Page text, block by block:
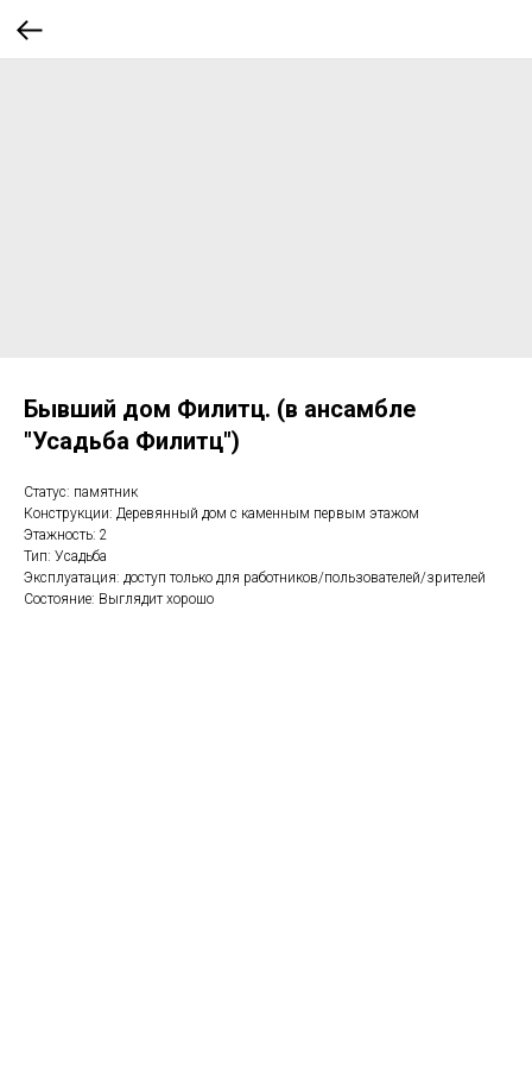
Бывший дом Филитц. (в ансамбле
"Усадьба Филитц")
Статус: памятник
Конструкции: Деревянный дом с каменным первым этажом
Этажность: 2
Тип: Усадьба
Эксплуатация: доступ только для работников/пользователей/зрителей
Состояние: Выглядит хорошо